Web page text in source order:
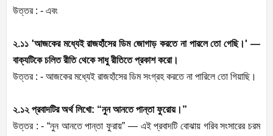
উত্তর : - এবং
২.১১ 'আজকের মধ্যেই রাজহাঁসের ডিম জোগাড় করতে না পারলে তো গেছি।' —
বাক্যটিকে চলিত রীতি থেকে সাধু রীতিতে প্রকাশ করো।
উত্তর : - আজকের মধ্যেই রাজহাঁসের ডিম সংগ্রহ করতে না পারিলে তো গিয়াছি।
২.১২ প্রবাদটির অর্থ লিখো: “নুন আনতে পান্তা ফুরোয়।”
উত্তর : - “নুন আনতে পান্তা ফুরায়” — এই প্রবাদটি বোঝায় গরিব সংসারের চরম